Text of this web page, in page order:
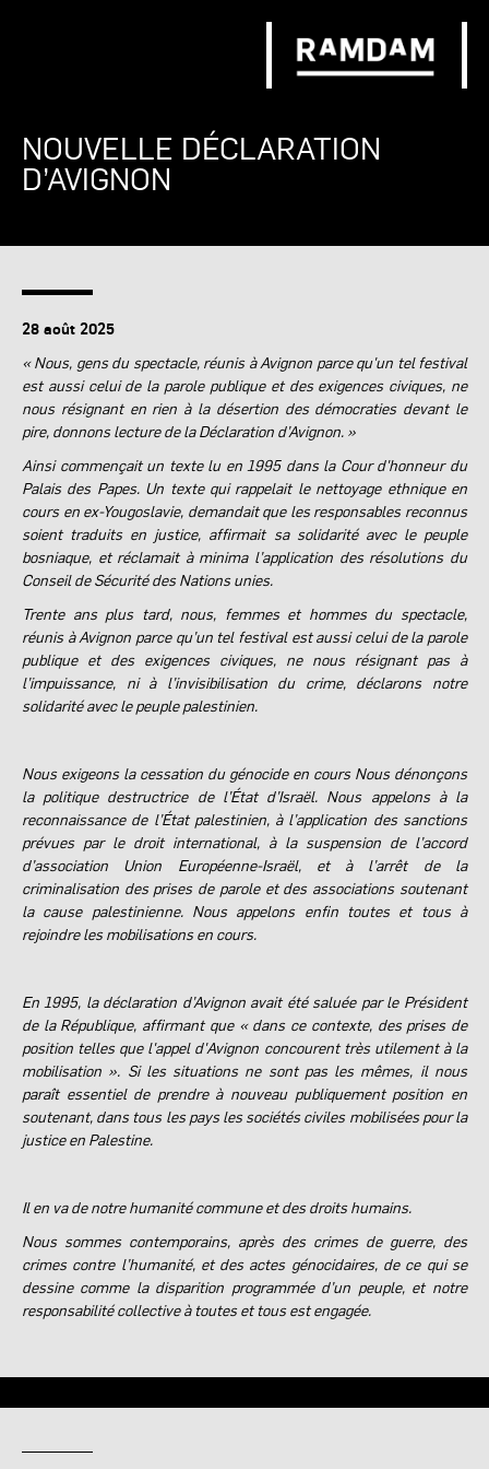
NOUVELLE DÉCLARATION
D’AVIGNON
28 août 2025
« Nous, gens du spectacle, réunis à Avignon parce qu'un tel festival
est aussi celui de la parole publique et des exigences civiques, ne
nous résignant en rien à la désertion des démocraties devant le
pire, donnons lecture de la Déclaration d’Avignon. »
Ainsi commençait un texte lu en 1995 dans la Cour d'honneur du
Palais des Papes. Un texte qui rappelait le nettoyage ethnique en
cours en ex-Yougoslavie, demandait que les responsables reconnus
soient traduits en justice, affirmait sa solidarité avec le peuple
bosniaque, et réclamait à minima l’application des résolutions du
Conseil de Sécurité des Nations unies.
Trente ans plus tard, nous, femmes et hommes du spectacle,
réunis à Avignon parce qu’un tel festival est aussi celui de la parole
publique et des exigences civiques, ne nous résignant pas à
l’impuissance, ni à l’invisibilisation du crime, déclarons notre
solidarité avec le peuple palestinien.
Nous exigeons la cessation du génocide en cours Nous dénonçons
la politique destructrice de l’État d’Israël. Nous appelons à la
reconnaissance de l’État palestinien, à l’application des sanctions
prévues par le droit international, à la suspension de l’accord
d’association Union Européenne-Israël, et à l’arrêt de la
criminalisation des prises de parole et des associations soutenant
la cause palestinienne. Nous appelons enfin toutes et tous à
rejoindre les mobilisations en cours.
En 1995, la déclaration d’Avignon avait été saluée par le Président
de la République, affirmant que « dans ce contexte, des prises de
position telles que l'appel d'Avignon concourent très utilement à la
mobilisation ». Si les situations ne sont pas les mêmes, il nous
paraît essentiel de prendre à nouveau publiquement position en
soutenant, dans tous les pays les sociétés civiles mobilisées pour la
justice en Palestine.
Il en va de notre humanité commune et des droits humains.
Nous sommes contemporains, après des crimes de guerre, des
crimes contre l’humanité, et des actes génocidaires, de ce qui se
dessine comme la disparition programmée d’un peuple, et notre
responsabilité collective à toutes et tous est engagée.